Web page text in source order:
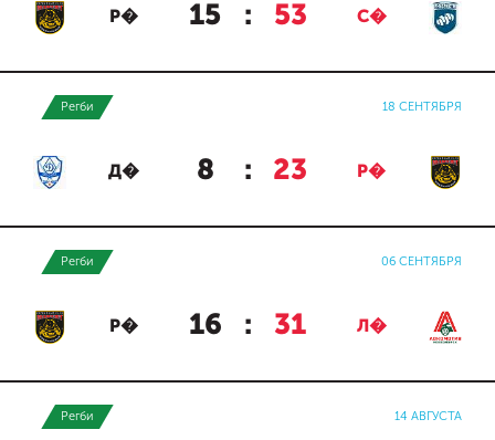
Р� 15 : 53 С�
Регби 18 СЕНТЯБРЯ
Д� 8 : 23 Р�
Регби 06 СЕНТЯБРЯ
Р� 16 : 31 Л�
Регби 14 АВГУСТА